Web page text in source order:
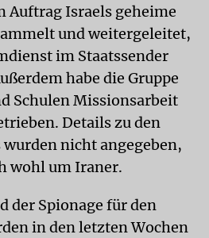
Auftrag Israels geheime
und weitergeleitet,
im Staatssender
habe die Gruppe
Schulen Missionsarbeit
Details zu den
nicht angegeben,
wohl um Iraner.
der Spionage für den
in den letzten Wochen